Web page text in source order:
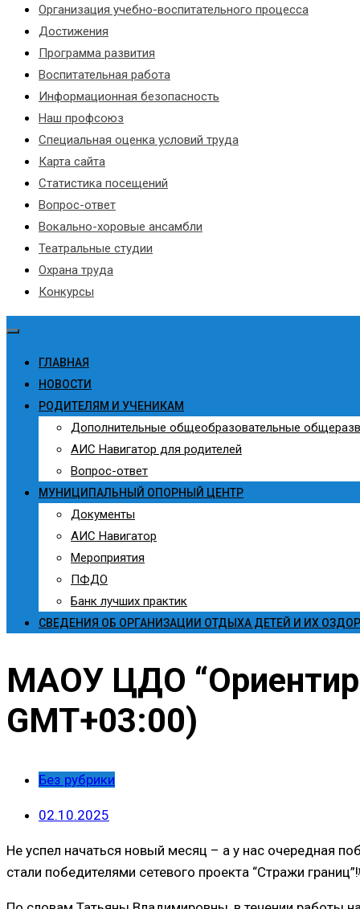
Организация учебно-воспитательного процесса
Достижения
Программа развития
Воспитательная работа
Информационная безопасность
Наш профсоюз
Специальная оценка условий труда
Карта сайта
Статистика посещений
Вопрос-ответ
Вокально-хоровые ансамбли
Театральные студии
Охрана труда
Конкурсы
ГЛАВНАЯ
НОВОСТИ
РОДИТЕЛЯМ И УЧЕНИКАМ
Дополнительные общеобразовательные
АИС Навигатор для родителей
Вопрос-ответ
МУНИЦИПАЛЬНЫЙ ОПОРНЫЙ ЦЕНТР
Документы
АИС Навигатор
Мероприятия
ПФДО
Банк лучших практик
СВЕДЕНИЯ ОБ ОРГАНИЗАЦИИ ОТДЫХА ДЕТЕЙ И ИХ
МАОУ ЦДО
GMT+03:00)
Без рубрики
02.10.2025
Не успел начаться новый месяц – а у нас очередная
стали победителями сетевого проекта “Стражи